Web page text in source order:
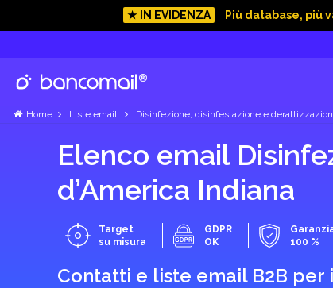
★ IN EVIDENZA Più database, più
Home Liste email Disinfezione, disinfestazione e
Elenco email
d’America Indiana
Target
su misura
GDPR
OK
100 %
Contatti e liste email B2B